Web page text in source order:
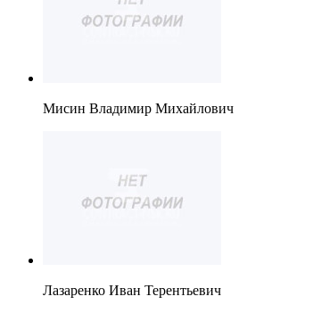
Мисин Владимир Михайлович
Лазаренко Иван Терентьевич